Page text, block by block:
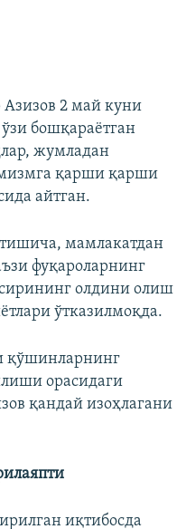
2 май куни
бошқараётган
жумладан
қарши қарши
айтган.
мамлакатдан
фуқароларнинг
олдини олиш
ўтказилмоқда.
қўшинларнинг
орасидаги
қандай изоҳлагани
иқтибосда